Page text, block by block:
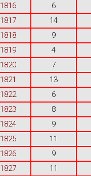
1816
6
1817
14
1818
9
1819
4
1820
7
1821
13
1822
6
1823
8
1824
9
1825
11
1826
9
1827
11